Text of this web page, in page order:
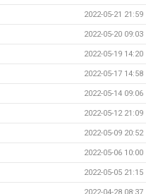
2022-05-21 21:59
2022-05-20 09:03
2022-05-19 14:20
2022-05-17 14:58
2022-05-14 09:06
2022-05-12 21:09
2022-05-09 20:52
2022-05-06 10:00
2022-05-05 21:15